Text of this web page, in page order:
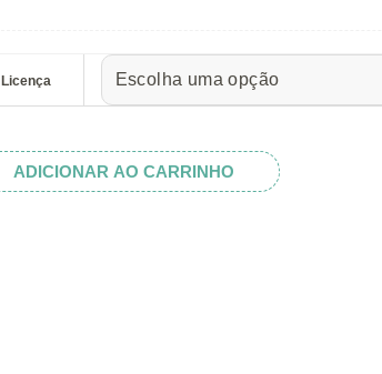
através
R$ 32.82
Licença
ADICIONAR AO CARRINHO